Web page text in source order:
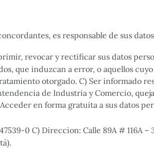
es responsable de sus
revocar y rectificar sus datos
que induzcan a error, o aquellos
otorgado. C) Ser informado
de Industria y Comercio,
en forma gratuita a sus datos
0 C) Direccion: Calle 89A # 116A –